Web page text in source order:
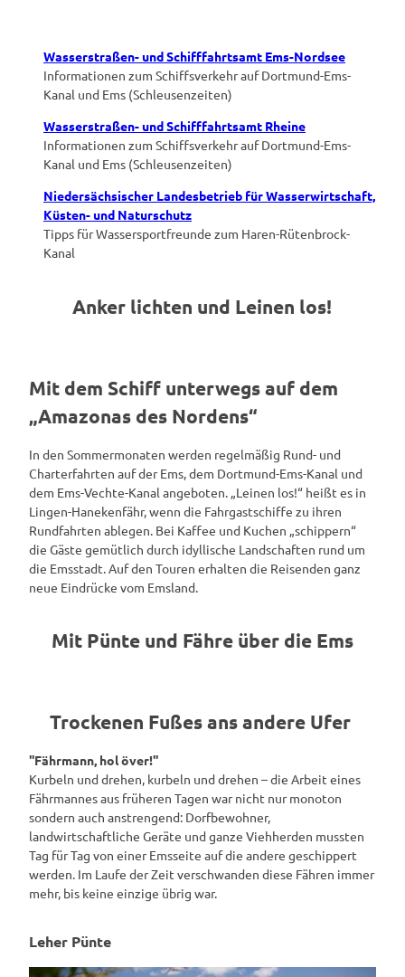
Wasserstraßen- und Schifffahrtsamt Ems-Nordsee
Informationen zum Schiffsverkehr auf Dortmund-Ems-
Kanal und Ems (Schleusenzeiten)
Wasserstraßen- und Schifffahrtsamt Rheine
Informationen zum Schiffsverkehr auf Dortmund-Ems-
Kanal und Ems (Schleusenzeiten)
Niedersächsischer Landesbetrieb für Wasserwirtschaft,
Küsten- und Naturschutz
Tipps für Wassersportfreunde zum Haren-Rütenbrock-
Kanal
Anker lichten und Leinen los!
Mit dem Schiff unterwegs auf dem
„Amazonas des Nordens“
In den Sommermonaten werden regelmäßig Rund- und
Charterfahrten auf der Ems, dem Dortmund-Ems-Kanal und
dem Ems-Vechte-Kanal angeboten. „Leinen los!“ heißt es in
Lingen-Hanekenfähr, wenn die Fahrgastschiffe zu ihren
Rundfahrten ablegen. Bei Kaffee und Kuchen „schippern“
die Gäste gemütlich durch idyllische Landschaften rund um
die Emsstadt. Auf den Touren erhalten die Reisenden ganz
neue Eindrücke vom Emsland.
Mit Pünte und Fähre über die Ems
Trockenen Fußes ans andere Ufer
''Fährmann, hol över!''
Kurbeln und drehen, kurbeln und drehen – die Arbeit eines
Fährmannes aus früheren Tagen war nicht nur monoton
sondern auch anstrengend: Dorfbewohner,
landwirtschaftliche Geräte und ganze Viehherden mussten
Tag für Tag von einer Emsseite auf die andere geschippert
werden. Im Laufe der Zeit verschwanden diese Fähren immer
mehr, bis keine einzige übrig war.
Leher Pünte